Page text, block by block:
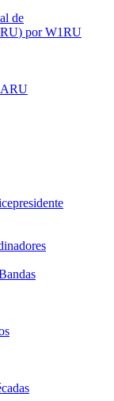
de
) porW1RU